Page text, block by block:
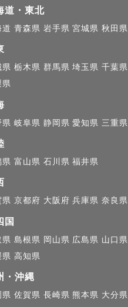
道・東北
道 青森県 岩手県 宮城県 秋田県
県 栃木県 群馬県 埼玉県 千葉県
県
県 岐阜県 静岡県 愛知県 三重県
県 富山県 石川県 福井県
県 京都府 大阪府 兵庫県 奈良県
国
県 島根県 岡山県 広島県 山口県
県 高知県
・沖縄
県 佐賀県 長崎県 熊本県 大分県